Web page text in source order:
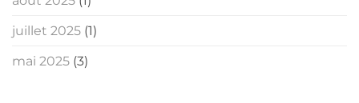
juillet 2025 (1)
mai 2025 (3)